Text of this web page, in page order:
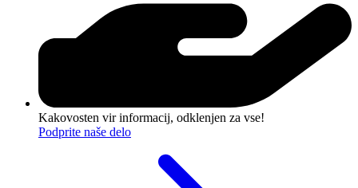
Kakovosten vir informacij, odklenjen za vse!
Podprite naše delo